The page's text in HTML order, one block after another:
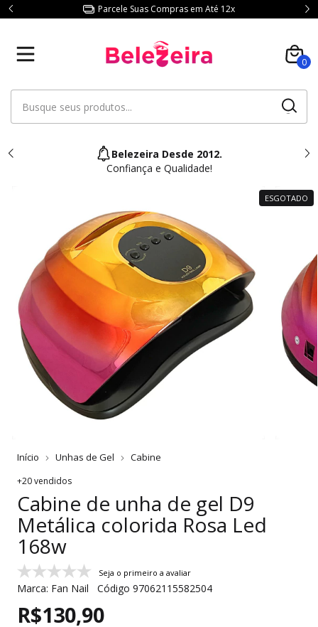
Parcele Suas Compras em Até 12x
0
Belezeira Desde 2012.
Confiança e Qualidade!
ESGOTADO
Início Unhas de Gel Cabine
+20 vendidos
Cabine de unha de gel D9
Metálica colorida Rosa Led
168w
Seja o primeiro a avaliar
Marca: Fan Nail Código 97062115582504
R$130,90